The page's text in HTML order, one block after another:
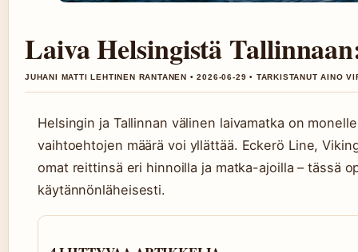
Laiva Helsingistä
JUHANI MATTI LEHTINEN RANTANEN • 2026-06-29 • TARKISTANUT AINO
Helsingin ja Tallinnan välinen laivamatka on
vaihtoehtojen määrä voi yllättää. Eckerö Line,
omat reittinsä eri hinnoilla ja matka-ajoilla – tässä
käytännönläheisesti.